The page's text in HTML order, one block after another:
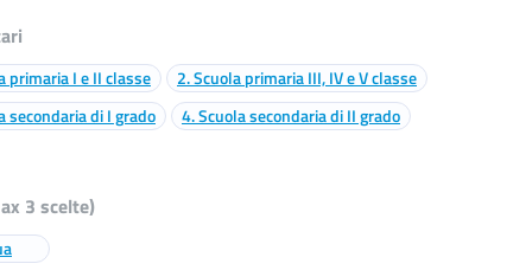
primaria I e II classe
2. Scuola primaria III, IV e V classe
secondaria di I grado
4. Scuola secondaria di II grado
3 scelte)